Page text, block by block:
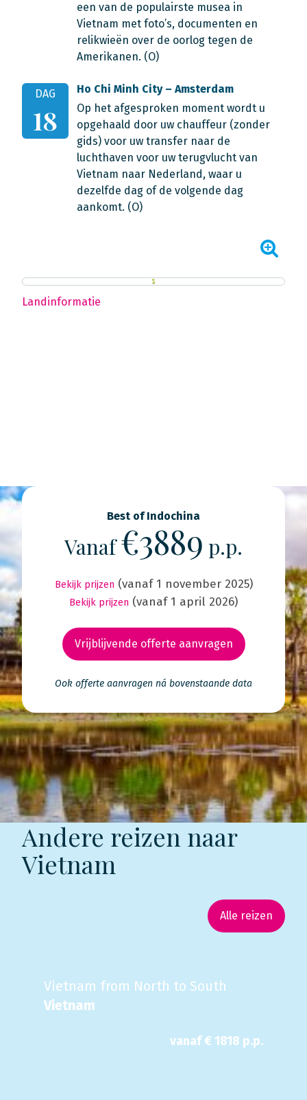
een van de populairste musea in
Vietnam met foto’s, documenten en
relikwieën over de oorlog tegen de
Amerikanen. (O)
DAG
18
Ho Chi Minh City – Amsterdam
Op het afgesproken moment wordt u
opgehaald door uw chauffeur (zonder
gids) voor uw transfer naar de
luchthaven voor uw terugvlucht van
Vietnam naar Nederland, waar u
dezelfde dag of de volgende dag
aankomt. (O)
Landinformatie
Best of Indochina
Vanaf€3889 p.p.
Bekijk prijzen (vanaf 1 november 2025)
Bekijk prijzen (vanaf 1 april 2026)
Vrijblijvende offerte aanvragen
Ook offerte aanvragen ná bovenstaande data
Andere reizen naar
Vietnam
Alle reizen
Vietnam from North to South
Vietnam
vanaf € 1818 p.p.